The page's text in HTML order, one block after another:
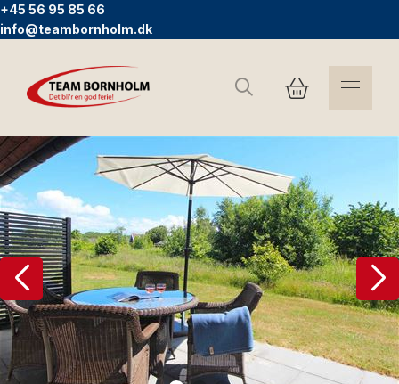
+45 56 95 85 66
info@teambornholm.dk
Suchen